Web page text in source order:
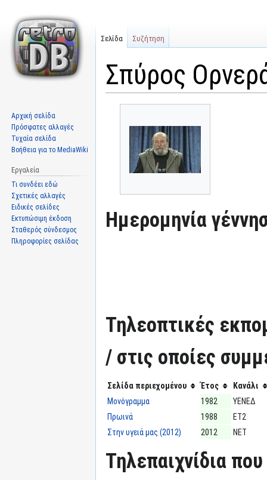
Σπύρος
πλοήγηση
αναζήτηση
Ημερομηνία
Τηλεοπτικές
/ στις οποίες
Σελίδα περιεχομένου Έτος
Κανάλι
Μονόγραμμα
1982
ΥΕΝΕΔ
Πρωινά
1988
ΕΤ2
Στην υγειά μας (2012)
2012 ΝΕΤ
Τηλεπαιχνίδια
Σελίδα Συζήτηση
Αρχική σελίδα
Πρόσφατες αλλαγές
Τυχαία σελίδα
Βοήθεια για το MediaWiki
Εργαλεία
Τι συνδέει εδώ
Σχετικές αλλαγές
Ειδικές σελίδες
Εκτυπώσιμη έκδοση
Σταθερός σύνδεσμος
Πληροφορίες σελίδας